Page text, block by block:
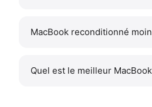
MacBook reconditionné
Quel est le meilleur